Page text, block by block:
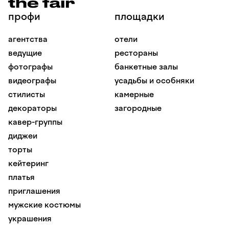
профи
агентства
ведущие
фотографы
видеографы
стилисты
декораторы
кавер-группы
диджеи
торты
кейтеринг
платья
приглашения
мужские костюмы
украшения
площадки
отели
рестораны
банкетные залы
усадьбы и особняки
камерные
загородные